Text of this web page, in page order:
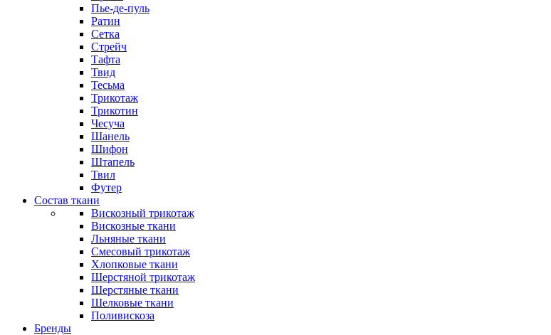
Пье-де-пуль
Ратин
Сетка
Стрейч
Тафта
Твид
Тесьма
Трикотаж
Трикотин
Чесуча
Шанель
Шифон
Штапель
Твил
Футер
Состав ткани
Вискозный трикотаж
Вискозные ткани
Льняные ткани
Смесовый трикотаж
Хлопковые ткани
Шерстяной трикотаж
Шерстяные ткани
Шелковые ткани
Поливискоза
Бренды